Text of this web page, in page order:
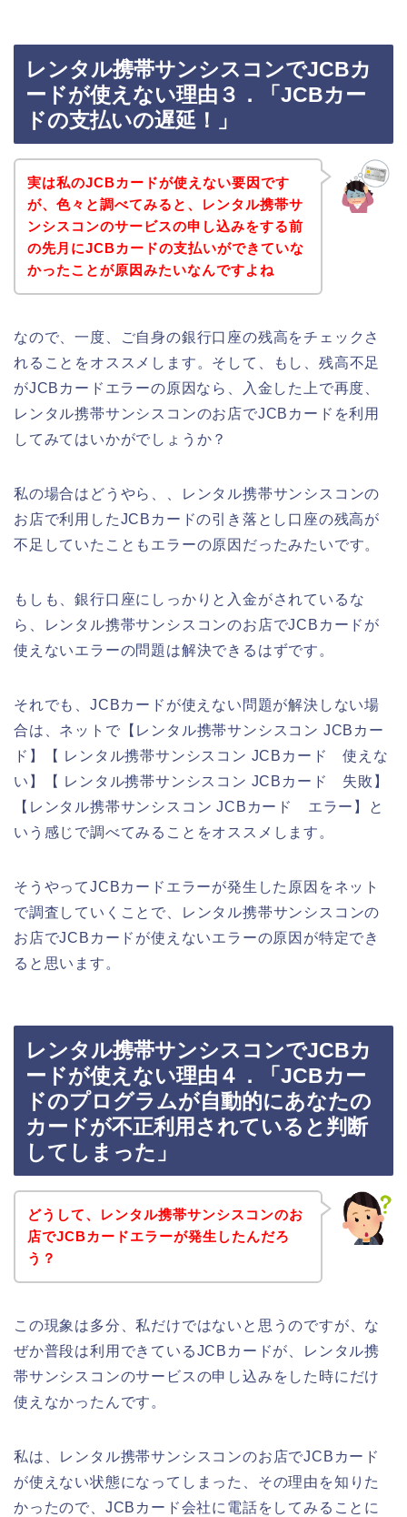
レンタル携帯サンシスコンでJCBカ
ードが使えない理由３．「JCBカー
ドの支払いの遅延！」
実は私のJCBカードが使えない要因です
が、色々と調べてみると、レンタル携帯サ
ンシスコンのサービスの申し込みをする前
の先月にJCBカードの支払いができていな
かったことが原因みたいなんですよね
なので、一度、ご自身の銀行口座の残高をチェックさ
れることをオススメします。そして、もし、残高不足
がJCBカードエラーの原因なら、入金した上で再度、
レンタル携帯サンシスコンのお店でJCBカードを利用
してみてはいかがでしょうか？
私の場合はどうやら、、レンタル携帯サンシスコンの
お店で利用したJCBカードの引き落とし口座の残高が
不足していたこともエラーの原因だったみたいです。
もしも、銀行口座にしっかりと入金がされているな
ら、レンタル携帯サンシスコンのお店でJCBカードが
使えないエラーの問題は解決できるはずです。
それでも、JCBカードが使えない問題が解決しない場
合は、ネットで【レンタル携帯サンシスコン JCBカー
ド】【 レンタル携帯サンシスコン JCBカード 使えな
い】【 レンタル携帯サンシスコン JCBカード 失敗】
【レンタル携帯サンシスコン JCBカード エラー】と
いう感じで調べてみることをオススメします。
そうやってJCBカードエラーが発生した原因をネット
で調査していくことで、レンタル携帯サンシスコンの
お店でJCBカードが使えないエラーの原因が特定でき
ると思います。
レンタル携帯サンシスコンでJCBカ
ードが使えない理由４．「JCBカー
ドのプログラムが自動的にあなたの
カードが不正利用されていると判断
してしまった」
どうして、レンタル携帯サンシスコンのお
店でJCBカードエラーが発生したんだろ
う？
この現象は多分、私だけではないと思うのですが、な
ぜか普段は利用できているJCBカードが、レンタル携
帯サンシスコンのサービスの申し込みをした時にだけ
使えなかったんです。
私は、レンタル携帯サンシスコンのお店でJCBカード
が使えない状態になってしまった、その理由を知りた
かったので、JCBカード会社に電話をしてみることに